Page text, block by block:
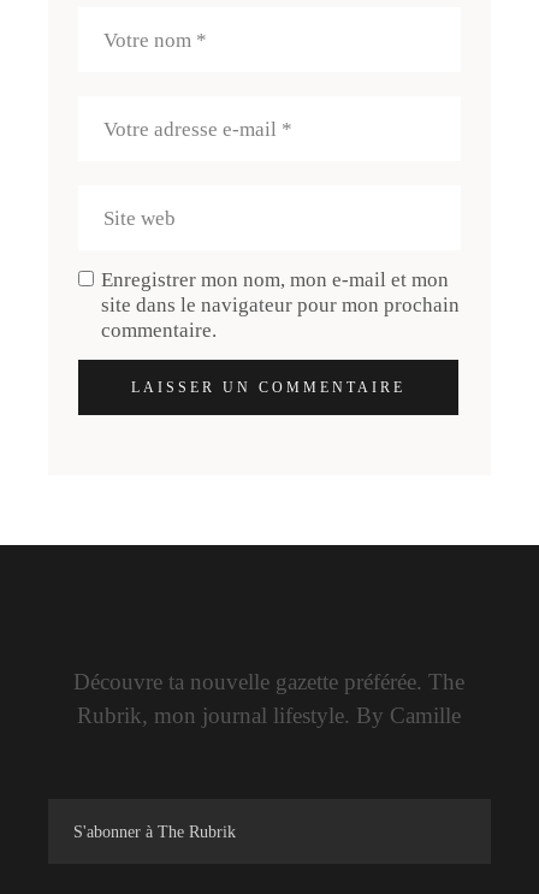
Enregistrer mon nom, mon e-mail et mon
site dans le navigateur pour mon prochain
commentaire.
LAISSER UN COMMENTAIRE
Découvre ta nouvelle gazette préférée. The
Rubrik, mon journal lifestyle. By Camille